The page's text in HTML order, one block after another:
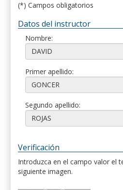
(*) Campos obligatorios
Datos del instructor
Nombre:
Primer apellido:
Segundo apellido:
Verificación
Introduzca en el campo valor el
siguiente imagen.